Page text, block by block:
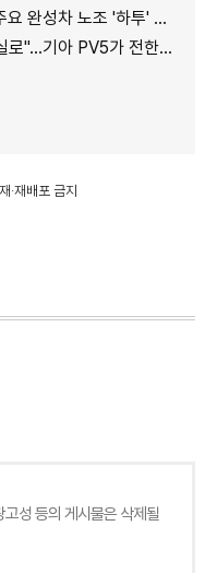
성차 노조 '하투' 재개
가 전한 울림, 1000만뷰 돌파
·재배포 금지